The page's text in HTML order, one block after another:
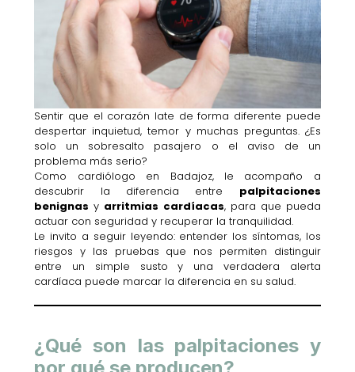
Sentir que el corazón late de forma diferente puede
despertar inquietud, temor y muchas preguntas. ¿Es
solo un sobresalto pasajero o el aviso de un
problema más serio?
Como cardiólogo en Badajoz, le acompaño a
descubrir la diferencia entre palpitaciones
benignas y arritmias cardíacas, para que pueda
actuar con seguridad y recuperar la tranquilidad.
Le invito a seguir leyendo: entender los síntomas, los
riesgos y las pruebas que nos permiten distinguir
entre un simple susto y una verdadera alerta
cardíaca puede marcar la diferencia en su salud.
¿Qué son las palpitaciones y